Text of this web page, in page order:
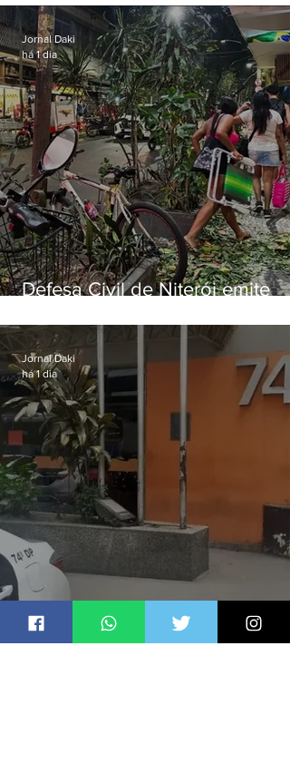
ventos fortes nesta sexta (7)
Defesa Civil de Niterói emite
sexta-feira (07)
Jornal Daki
há 1 dia
de importunação sexual em
Alcântara
Jornal Daki
há 1 dia